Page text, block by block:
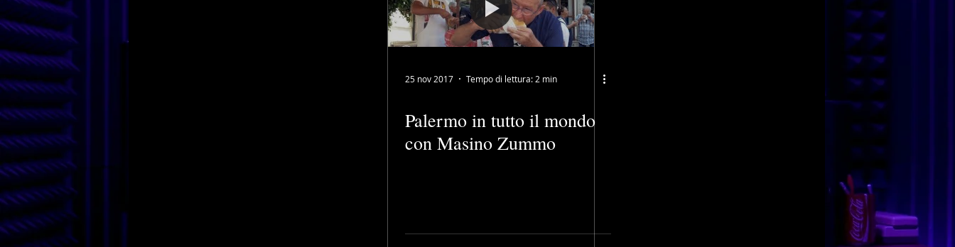
25 nov 2017 Tempo di lettura: 2 min
Palermo in tutto il mondo
con Masino Zummo